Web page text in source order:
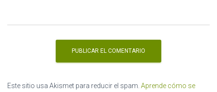
Este sitio usa Akismet para reducir el spam. Aprende cómo se